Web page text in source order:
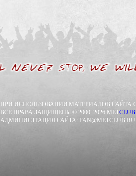
ПРИ ИСПОЛЬЗОВАНИИ МАТЕРИАЛОВ САЙТА
ВСЕ ПРАВА ЗАЩИЩЕНЫ © 2000–2026 METCLUB.
АДМИНИСТРАЦИЯ САЙТА: FAN@METCLUB.RU